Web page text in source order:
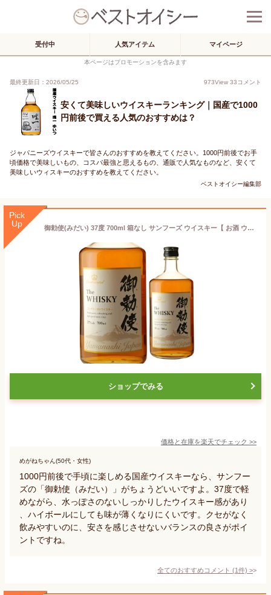
受付中 人気アイテム マイページ
本ページはプロモーションを含みます
最終更新日：2026/05/25 973View 33コメント
安くて美味しいウイスキーランキング｜国産で1000
円前後で買える人気のおすすめは？
ジャパニーズウイスキーで皆さんのおすすめを教えてください。1000円前後でお手
頃価格で美味しいもの、コスパ最強と思えるもの、通販で人気なものなど、安くて
美味しいウィスキーのおすすめを教えてください。
ベストオイシー編集部
Pick
Up
御勅使(みだい) 37度 700ml 箱なし サンフーズ ウイスキー【 お酒 ウィスキー 国産ウイスキー 誕生日 ひとり呑み 蒸留酒 晩酌 家飲み 祝い酒 記念日 祝い 国産ウィスキー 自宅用 家庭用 宅飲み 飲み会 ひとり飲み ウイスキー 洋酒 】【ワインならリカオー】
ショップでみる
価格と在庫を楽天でチェック >>
めがねちゃん(50代・女性)
1000円前後で手頃に楽しめる国産ウイスキーなら、サンフー
ズの「御勅使（みだい）」がちょうどいいですよ。37度で軽
めながら、水っぽさのないしっかりしたウイスキー感があり
、ハイボールにしても味が薄くなりにくいです。クセがなく
飲みやすいのに、安さを感じさせないバランスの良さがポイ
ントですね。
全てのおすすめコメント (1件) >